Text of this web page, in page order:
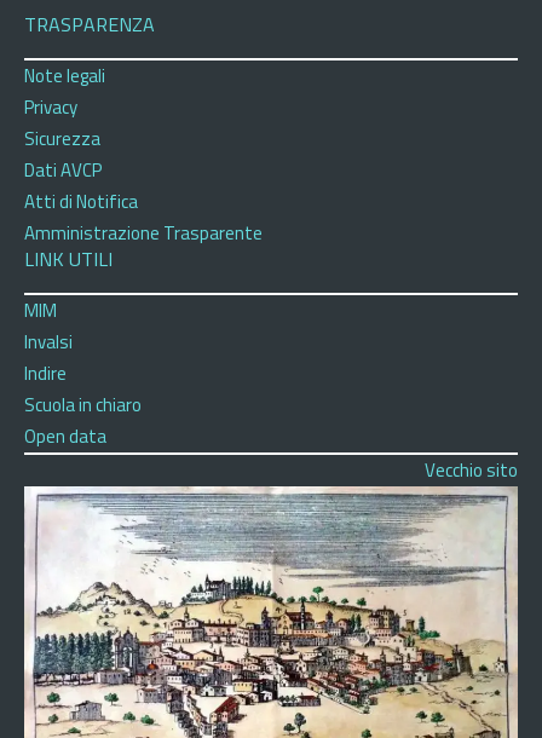
TRASPARENZA
Note legali
Privacy
Sicurezza
Dati AVCP
Atti di Notifica
Amministrazione Trasparente
LINK UTILI
MIM
Invalsi
Indire
Scuola in chiaro
Open data
Vecchio sito